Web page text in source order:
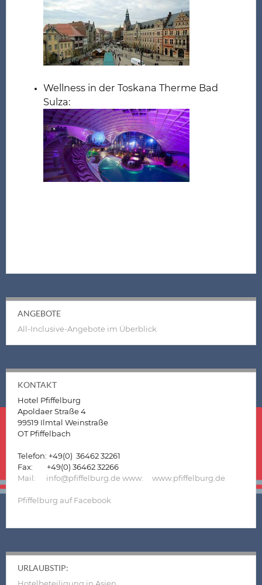
Wellness in der Toskana Therme Bad
Sulza:
ANGEBOTE
All-Inclusive-Angebote im Überblick
KONTAKT
Hotel Pfiffelburg
Apoldaer Straße 4
99519 Ilmtal Weinstraße
OT Pfiffelbach
Telefon: +49(0) 36462 32261
Fax: +49(0) 36462 32266
Mail: info@pfiffelburg.de www: www.pfiffelburg.de
Pfiffelburg auf Facebook
URLAUBSTIP: